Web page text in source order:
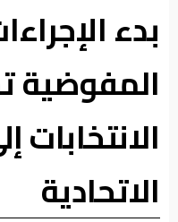
فرشة
الأسواق
وموقف
الفيديوهات
بدء
المفوضية
الاتحادية